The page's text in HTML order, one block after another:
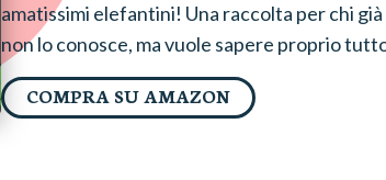
amatissimi elefantini! Una raccolta per chi
non lo conosce, ma vuole sapere proprio
COMPRA SU AMAZON